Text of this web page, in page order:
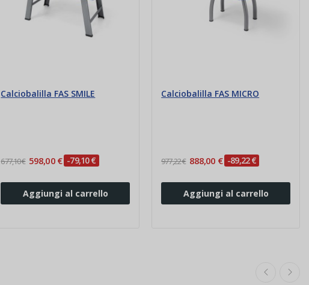
Calciobalilla FAS SMILE
677,10 € 598,00 € -79,10 €
Aggiungi al carrello
Calciobalilla FAS MICRO
977,22 € 888,00 € -89,22 €
Aggiungi al carrello